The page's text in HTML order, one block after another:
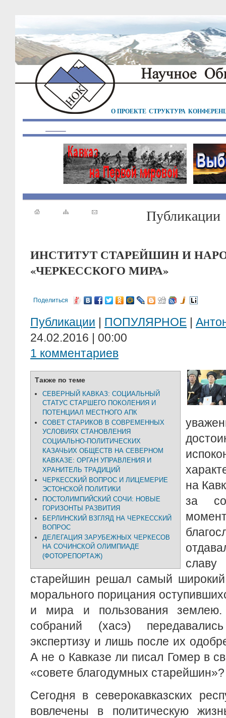
О ПРОЕКТЕ СТРУКТУРА
Публикации
ИНСТИТУТ СТАРЕЙШИН И
«ЧЕРКЕССКОГО МИРА»
Поделиться
Публикации | ПОПУЛЯРНОЕ |
24.02.2016 | 00:00
1 комментариев
Также по теме
СЕВЕРНЫЙ КАВКАЗ: СОЦИАЛЬНЫЙ
СТАТУС СТАРШЕГО ПОКОЛЕНИЯ И
ПОТЕНЦИАЛ МЕСТНОГО АПК
СОВЕТ СТАРИКОВ В СОВРЕМЕННЫХ
УСЛОВИЯХ СТАНОВЛЕНИЯ
СОЦИАЛЬНО-ПОЛИТИЧЕСКИХ
КАЗАЧЬИХ ОБЩЕСТВ НА СЕВЕРНОМ
КАВКАЗЕ: ОРГАН УПРАВЛЕНИЯ И
ХРАНИТЕЛЬ ТРАДИЦИЙ
ЧЕРКЕССКИЙ ВОПРОС И ЛИЦЕМЕРИЕ
ЭСТОНСКОЙ ПОЛИТИКИ
ПОСТОЛИМПИЙСКИЙ СОЧИ: НОВЫЕ
ГОРИЗОНТЫ РАЗВИТИЯ
БЕРЛИНСКИЙ ВЗГЛЯД НА ЧЕРКЕССКИЙ
ВОПРОС
ДЕЛЕГАЦИЯ ЗАРУБЕЖНЫХ ЧЕРКЕСОВ
НА СОЧИНСКОЙ ОЛИМПИАДЕ
(ФОТОРЕПОРТАЖ)
на
за
старейшин решал самый широкий
морального порицания
и мира и пользования
собраний (хасэ)
экспертизу и лишь после их
А не о Кавказе ли писал Гомер в
«совете благодумных старейшин»?
Сегодня в северокавказских
вовлечены в политическую